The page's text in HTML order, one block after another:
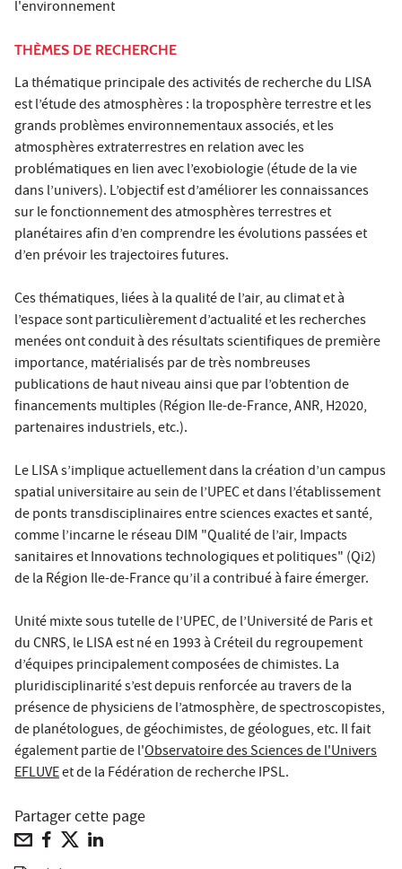
l'environnement
THÈMES DE RECHERCHE
La thématique principale des activités de recherche du LISA
est l’étude des atmosphères : la troposphère terrestre et les
grands problèmes environnementaux associés, et les
atmosphères extraterrestres en relation avec les
problématiques en lien avec l’exobiologie (étude de la vie
dans l’univers). L’objectif est d’améliorer les connaissances
sur le fonctionnement des atmosphères terrestres et
planétaires aﬁn d’en comprendre les évolutions passées et
d’en prévoir les trajectoires futures.
Ces thématiques, liées à la qualité de l’air, au climat et à
l’espace sont particulièrement d’actualité et les recherches
menées ont conduit à des résultats scientifiques de première
importance, matérialisés par de très nombreuses
publications de haut niveau ainsi que par l’obtention de
financements multiples (Région Ile-de-France, ANR, H2020,
partenaires industriels, etc.).
Le LISA s’implique actuellement dans la création d’un campus
spatial universitaire au sein de l’UPEC et dans l’établissement
de ponts transdisciplinaires entre sciences exactes et santé,
comme l’incarne le réseau DIM "Qualité de l’air, Impacts
sanitaires et Innovations technologiques et politiques" (Qi2)
de la Région Ile-de-France qu’il a contribué à faire émerger.
Unité mixte sous tutelle de l’UPEC, de l’Université de Paris et
du CNRS, le LISA est né en 1993 à Créteil du regroupement
d’équipes principalement composées de chimistes. La
pluridisciplinarité s’est depuis renforcée au travers de la
présence de physiciens de l’atmosphère, de spectroscopistes,
de planétologues, de géochimistes, de géologues, etc. Il fait
également partie de l'Observatoire des Sciences de l'Univers
EFLUVEet de la Fédération de recherche IPSL.
Partager cette page